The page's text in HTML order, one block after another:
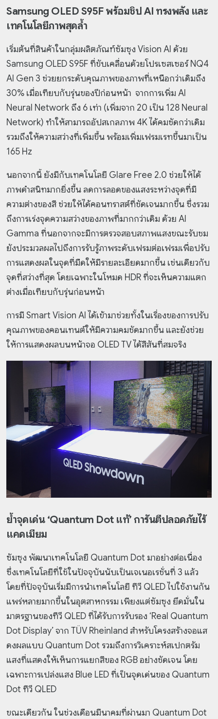
Samsung OLED S95F พร้อมชิป AI ทรงพลัง และ
เทคโนโลยีภาพสุดล้ำ
เริ่มต้นที่สินค้าในกลุ่มผลิตภัณฑ์ซัมซุง Vision AI ด้วย
Samsung OLED S95F ที่ขับเคลื่อนด้วยโปรเซสเซอร์ NQ4
AI Gen 3 ช่วยยกระดับคุณภาพของภาพที่เหนือกว่าเดิมถึง
30% เมื่อเทียบกับรุ่นของปีก่อนหน้า จากการเพิ่ม AI
Neural Network ถึง 6 เท่า (เพิ่มจาก 20 เป็น 128 Neural
Network) ทำให้สามารถอัปสเกลภาพ 4K ได้คมชัดกว่าเดิม
รวมถึงให้ความสว่างที่เพิ่มขึ้น พร้อมเพิ่มเฟรมเรทขึ้นมาเป็น
165 Hz
นอกจากนี้ ยังมีกับเทคโนโลยี Glare Free 2.0 ช่วยให้ได้
ภาพดำสนิทมากยิ่งขึ้น ลดการลอดของแสงระหว่างจุดที่มี
ความต่างของสี ช่วยให้ได้คอนทราสต์ที่ชัดเจนมากขึ้น ซึ่งรวม
ถึงการเร่งจุดความสว่างของภาพที่มากกว่าเดิม ด้วย AI
Gamma ที่นอกจากจะมีการตรวจสอบสภาพแสงขณะรับชม
ยังประมวลผลไปถึงการรับรู้ภาพระดับเฟรมต่อเฟรมเพื่อปรับ
การแสดงผลในจุดที่มืดให้มีรายละเอียดมากขึ้น เช่นเดียวกับ
จุดที่สว่างที่สุด โดยเฉพาะในโหมด HDR ที่จะเห็นความแตก
ต่างเมื่อเทียบกับรุ่นก่อนหน้า
การมี Smart Vision AI ได้เข้ามาช่วยทั้งในเรื่องของการปรับ
คุณภาพของคอนเทนต์ให้มีความคมชัดมากขึ้น และยังช่วย
ให้การแสดงผลบนหน้าจอ OLED TV ได้สีสันที่สมจริง
ย้ำจุดเด่น ‘Quantum Dot แท้’ การันตีปลอดภัยไร้
แคดเมียม
ซัมซุง พัฒนาเทคโนโลยี Quantum Dot มาอย่างต่อเนื่อง
ซึ่งเทคโนโลยีที่ใช้ในปัจจุบันนับเป็นเจเนอเรชั่นที่ 3 แล้ว
โดยที่ปัจจุบันเริ่มมีการนำเทคโนโลยี ทีวี QLED ไปใช้งานกัน
แพร่หลายมากขึ้นในอุตสาหกรรม เพียงแต่ซัมซุง ยึดมั่นใน
มาตรฐานของทีวี QLED ที่ได้รับการรับรอง ‘Real Quantum
Dot Display’ จาก TÜV Rheinland สำหรับโครงสร้างจอแส
ดงผลแบบ Quantum Dot รวมถึงการวิเคราะห์สเปกตรัม
แสงที่แสดงให้เห็นการแยกสีของ RGB อย่างชัดเจน โดย
เฉพาะการเปล่งแสง Blue LED ที่เป็นจุดเด่นของ Quantum
Dot ทีวี QLED
ขณะเดียวกัน ในช่วงเดือนมีนาคมที่ผ่านมา Quantum Dot